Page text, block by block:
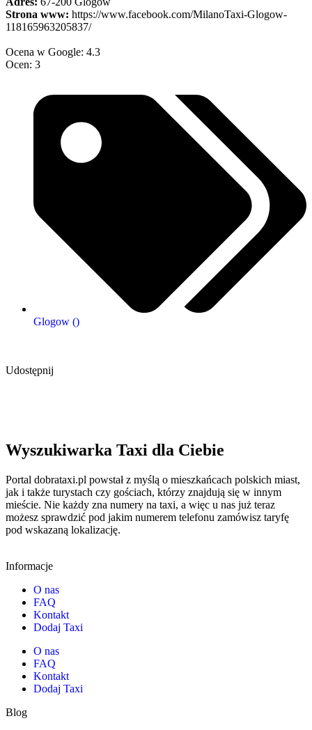
Strona www: https://www.facebook.com/MilanoTaxi-Glogow-
118165963205837/
Ocena w Google: 4.3
Ocen: 3
Glogow ()
Udostępnij
Wyszukiwarka Taxi dla Ciebie
Portal dobrataxi.pl powstał z myślą o mieszkańcach polskich miast,
jak i także turystach czy gościach, którzy znajdują się w innym
mieście. Nie każdy zna numery na taxi, a więc u nas już teraz
możesz sprawdzić pod jakim numerem telefonu zamówisz taryfę
pod wskazaną lokalizację.
Informacje
O nas
FAQ
Kontakt
Dodaj Taxi
O nas
FAQ
Kontakt
Dodaj Taxi
Blog